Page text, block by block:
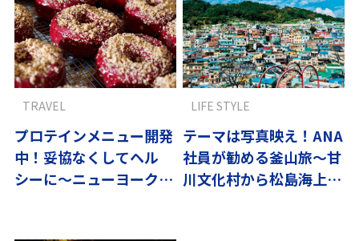
プロテインメニュー開発
中！妥協なくしてヘル
シーに〜ニューヨーク、
TRAVEL
テーマは写真映え！ANA
社員が勧める釜山旅〜甘
川文化村から松島海上
LIFE STYLE